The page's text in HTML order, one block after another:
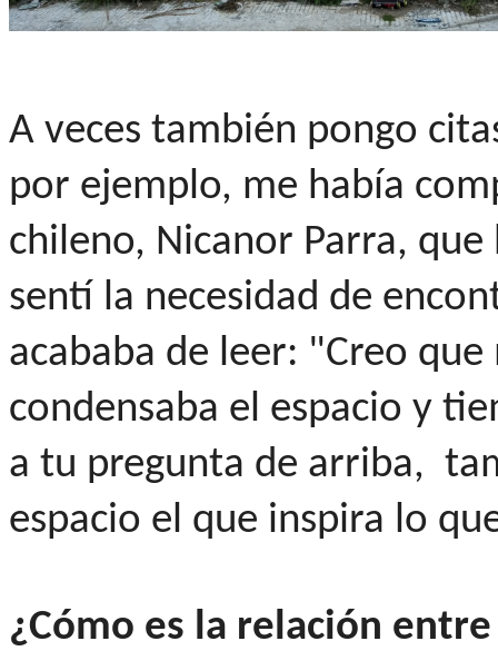
A veces también pongo
por ejemplo, me había
chileno, Nicanor Parra,
sentí la necesidad de
acababa de leer: "Creo
condensaba el espacio y
a tu pregunta de arriba,
espacio el que inspira lo
¿Cómo es la relación